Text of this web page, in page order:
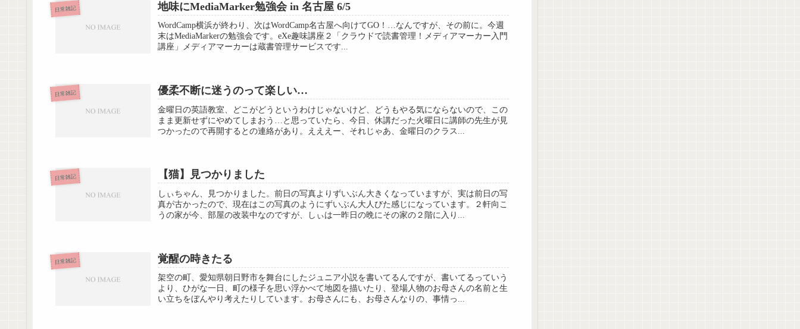
日常雑記 地味にMediaMarker勉強会 in 名古屋 6/5
WordCamp横浜が終わり、次はWordCamp名古屋へ向けてGO！…なんですが、その前に。今週
末はMediaMarkerの勉強会です。eXe趣味講座２「クラウドで読書管理！メディアマーカー入門
講座」メディアマーカーは蔵書管理サービスです...
日常雑記 優柔不断に迷うのって楽しい…
金曜日の英語教室、どこがどうというわけじゃないけど、どうもやる気にならないので、この
まま更新せずにやめてしまおう…と思っていたら、今日、休講だった火曜日に講師の先生が見
つかったので再開するとの連絡があり。えええー、それじゃあ、金曜日のクラス...
日常雑記 【猫】見つかりました
しぃちゃん、見つかりました。前日の写真よりずいぶん大きくなっていますが、実は前日の写
真が古かったので、現在はこの写真のようにずいぶん大人びた感じになっています。２軒向こ
うの家が今、部屋の改装中なのですが、しぃは一昨日の晩にその家の２階に入り...
日常雑記 覚醒の時きたる
架空の町、愛知県朝日野市を舞台にしたジュニア小説を書いてるんですが、書いてるっていう
より、ひがな一日、町の様子を思い浮かべて地図を描いたり、登場人物のお母さんの名前と生
い立ちをぼんやり考えたりしています。お母さんにも、お母さんなりの、事情っ...